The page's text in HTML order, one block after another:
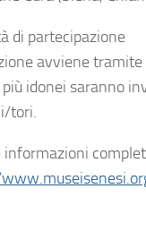
di partecipazione
avviene
idonei saranno
tori.
informazioni